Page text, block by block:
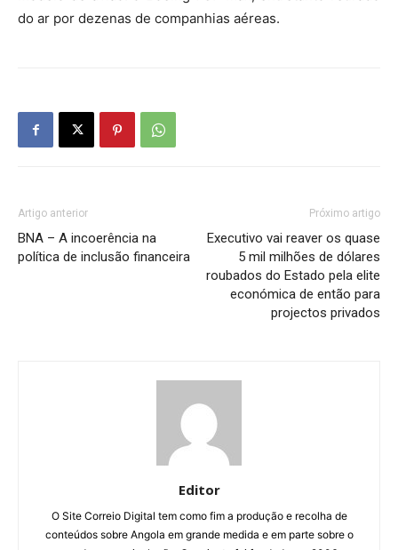
do ar por dezenas de companhias aéreas.
Artigo anterior
BNA – A incoerência na
política de inclusão financeira
Próximo artigo
Executivo vai reaver os quase
5 mil milhões de dólares
roubados do Estado pela elite
económica de então para
projectos privados
Editor
O Site Correio Digital tem como fim a produção e recolha de
conteúdos sobre Angola em grande medida e em parte sobre o